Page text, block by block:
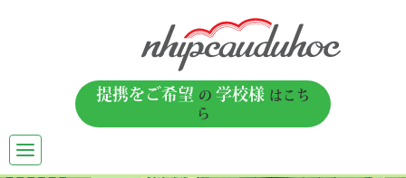
提携をご希望 の 学校様 はこち
ら
TOGGLE